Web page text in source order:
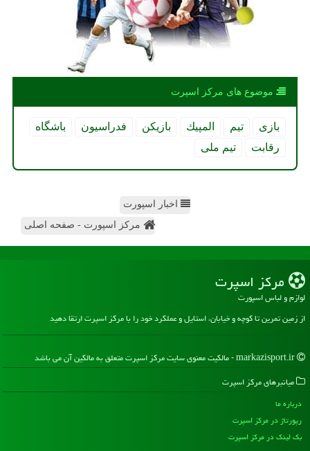
موضوع های مركز اسپرت
بازی تیم المپیك بازیكن فدراسیون
باشگاه
رقابت
تیم ملی
اخبار اسپورت
مرکز اسپورت - صفحه اصلی
مركز اسپرت
لوازم و لباس اسپورت
از زمین تمرین تا کوچه و خیابان، استایل و عملکرد خود را با مرکز اسپرت ارتقا دهید
میانبرهای مركز اسپرت
درباره ما
رپورتاژ در مركز اسپرت
بک لینک در مركز اسپرت